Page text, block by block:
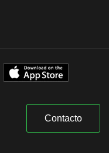
Contacto